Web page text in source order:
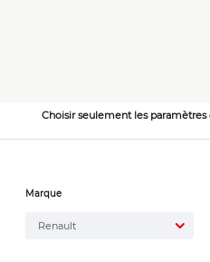
Choisir seulement les
Marque
Renault